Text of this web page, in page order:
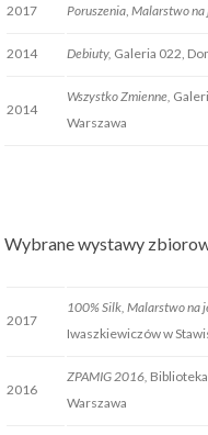
2017 Poruszenia ,Malarstwo
2014 Debiuty, Galeria 022,
2014
Wszystko Zmienne,
Warszawa
Wybrane wystawy
2017
100% Silk, Malarstwo na
Iwaszkiewiczów w
2016
ZPAMIG 2016,
Warszawa